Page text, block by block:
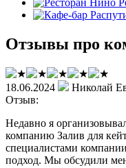
Отзывы про
18.06.2024
Николай
Отзыв:
Недавно я
компанию Залив для
специалистами
подход. Мы обсудили